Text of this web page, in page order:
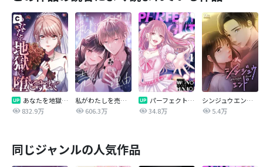
あなたを地獄に堕とすまで
832.9万
私がわたしを売る理由
606.3万
パーフェクトグリッター
34.8万
シンジュウエンド【タテヨミ】
5.4万
同じジャンルの人気作品